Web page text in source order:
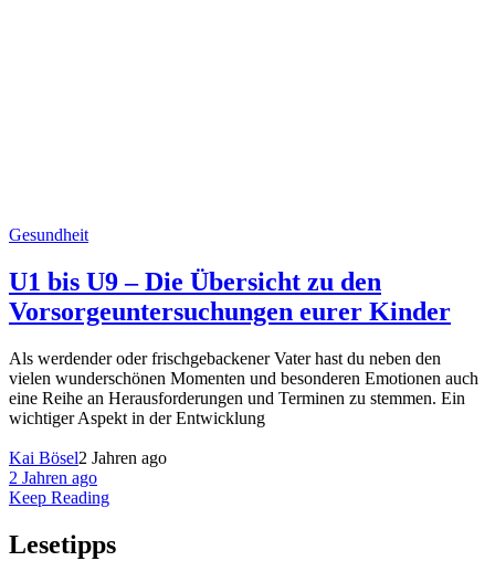
Gesundheit
U1 bis U9 – Die Übersicht zu den
Vorsorgeuntersuchungen eurer Kinder
Als werdender oder frischgebackener Vater hast du neben den
vielen wunderschönen Momenten und besonderen Emotionen auch
eine Reihe an Herausforderungen und Terminen zu stemmen. Ein
wichtiger Aspekt in der Entwicklung
Kai Bösel2 Jahren ago
2 Jahren ago
Keep Reading
Lesetipps